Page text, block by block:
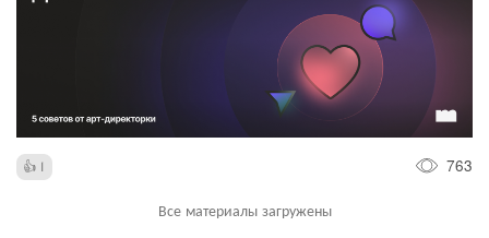
1 763
Все материалы загружены